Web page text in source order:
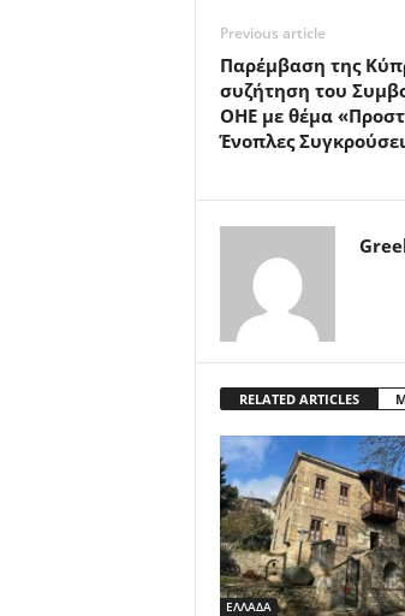
Previous article
Παρέμβαση της
συζήτηση του
ΟΗΕ με θέμα
Ένοπλες
RELATED ARTICLES
ΕΛΛΑΔΑ